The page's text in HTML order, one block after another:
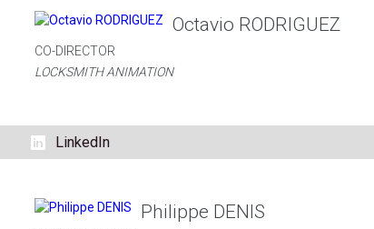
Octavio RODRIGUEZ
CO-DIRECTOR
LOCKSMITH ANIMATION
LinkedIn
Philippe DENIS